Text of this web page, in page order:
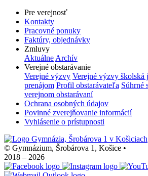
Pre verejnosť
Kontakty
Pracovné ponuky
Faktúry, objednávky
Zmluvy
Aktuálne Archív
Verejné obstarávanie
Verejné výzvy Verejné výzvy školská
prenájom Profil obstarávateľa Súhrné
verejnom obstarávaní
Ochrana osobných údajov
Povinné zverejňovanie informácií
Vyhlásenie o prístupnosti
© Gymnázium, Šrobárova 1, Košice •
2018 – 2026